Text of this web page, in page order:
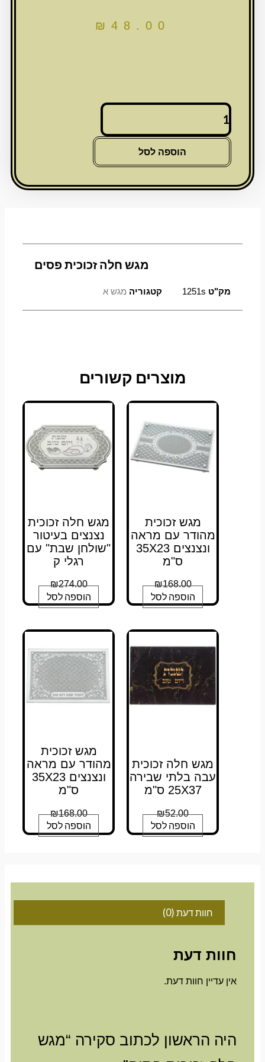
₪ 48.00
כמות
מגש
זכוכית
הוספה לסל
מגש חלה זכוכית פסים
מק"ט1251s קטגוריה מגש א
מוצרים קשורים
מגש זכוכית
מהודר עם מראה
ונצנצים 35X23
ס"מ
₪168.00
הוספה לסל
מגש חלה זכוכית
נצנצים בעיטור
"שולחן שבת" עם
רגלי ק
₪274.00
הוספה לסל
מגש חלה זכוכית
עבה בלתי שבירה
25X37 ס"מ
₪52.00
הוספה לסל
מגש זכוכית
מהודר עם מראה
ונצנצים 35X23
ס"מ
₪168.00
הוספה לסל
חוות דעת (0)
חוות דעת
אין עדיין חוות דעת.
היה הראשון לכתוב סקירה “מגש